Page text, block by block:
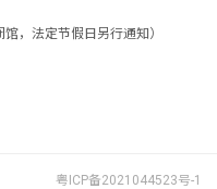
，法定节假日另行通知）
粤ICP备2021044523号-1